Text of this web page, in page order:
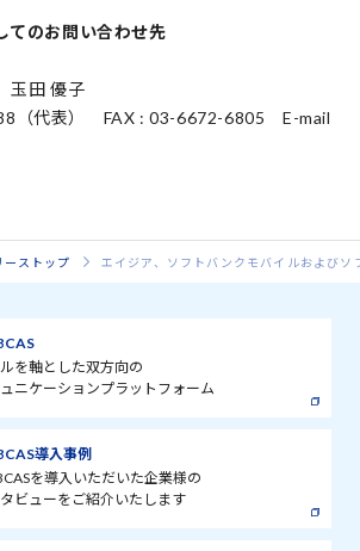
てのお問い合わせ先
田 優子
（代表） FAX : 03-6672-6805 E-mail
ーストップ エイジア、ソフトバンクモバイルおよび
を軸とした双方向の
ニケーションプラットフォーム
導入事例
を導入いただいた企業様の
ビューをご紹介いたします